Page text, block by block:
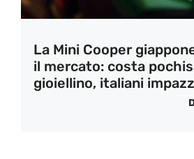
La Mini Cooper
il mercato: costa
gioiellino, italiani